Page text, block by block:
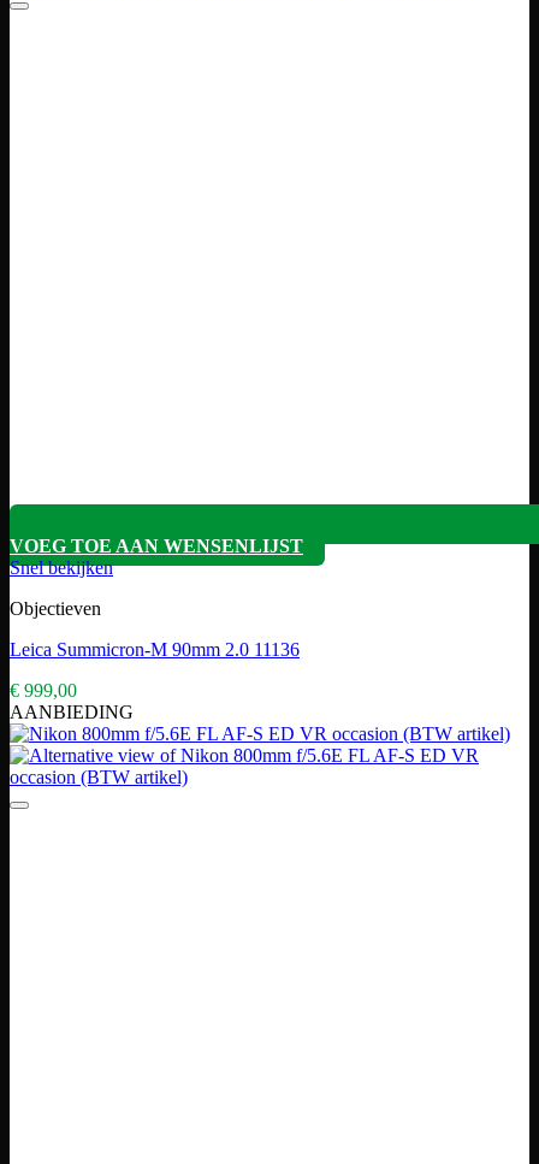
VOEG TOE AAN WENSENLIJST
Snel bekijken
Objectieven
Leica Summicron-M 90mm 2.0 11136
€ 999,00
AANBIEDING